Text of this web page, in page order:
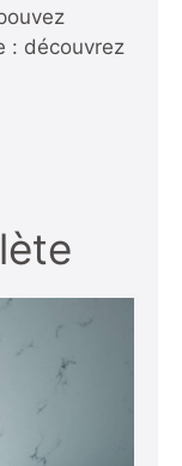
: découvrez